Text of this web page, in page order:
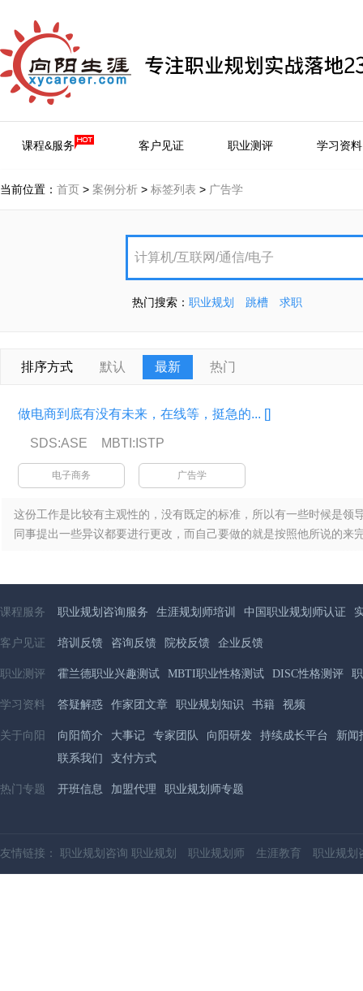
课程&服务 客户见证 职业测评 学习资料
当前位置： 首页 > 案例分析 > 标签列表 > 广告学
热门搜索： 职业规划 跳槽 求职
排序方式 默认 最新 热门
做电商到底有没有未来，在线等，挺急的... []
SDS:ASE MBTI:ISTP
电子商务 广告学
这份工作是比较有主观性的，没有既定的标准，所以有一些时候是领
同事提出一些异议都要进行更改，而自己要做的就是按照他所说的来
课程服务 职业规划咨询服务 生涯规划师培训 中国职业规划师认证
客户见证 培训反馈 咨询反馈 院校反馈 企业反馈
职业测评 霍兰德职业兴趣测试 MBTI职业性格测试 DISC性格测评
学习资料 答疑解惑 作家团文章 职业规划知识 书籍 视频
关于向阳 向阳简介 大事记 专家团队 向阳研发 持续成长平台
新闻
联系我们
支付方式
热门专题 开班信息 加盟代理 职业规划师专题
友情链接： 职业规划咨询 职业规划 职业规划师 生涯教育 职业规划